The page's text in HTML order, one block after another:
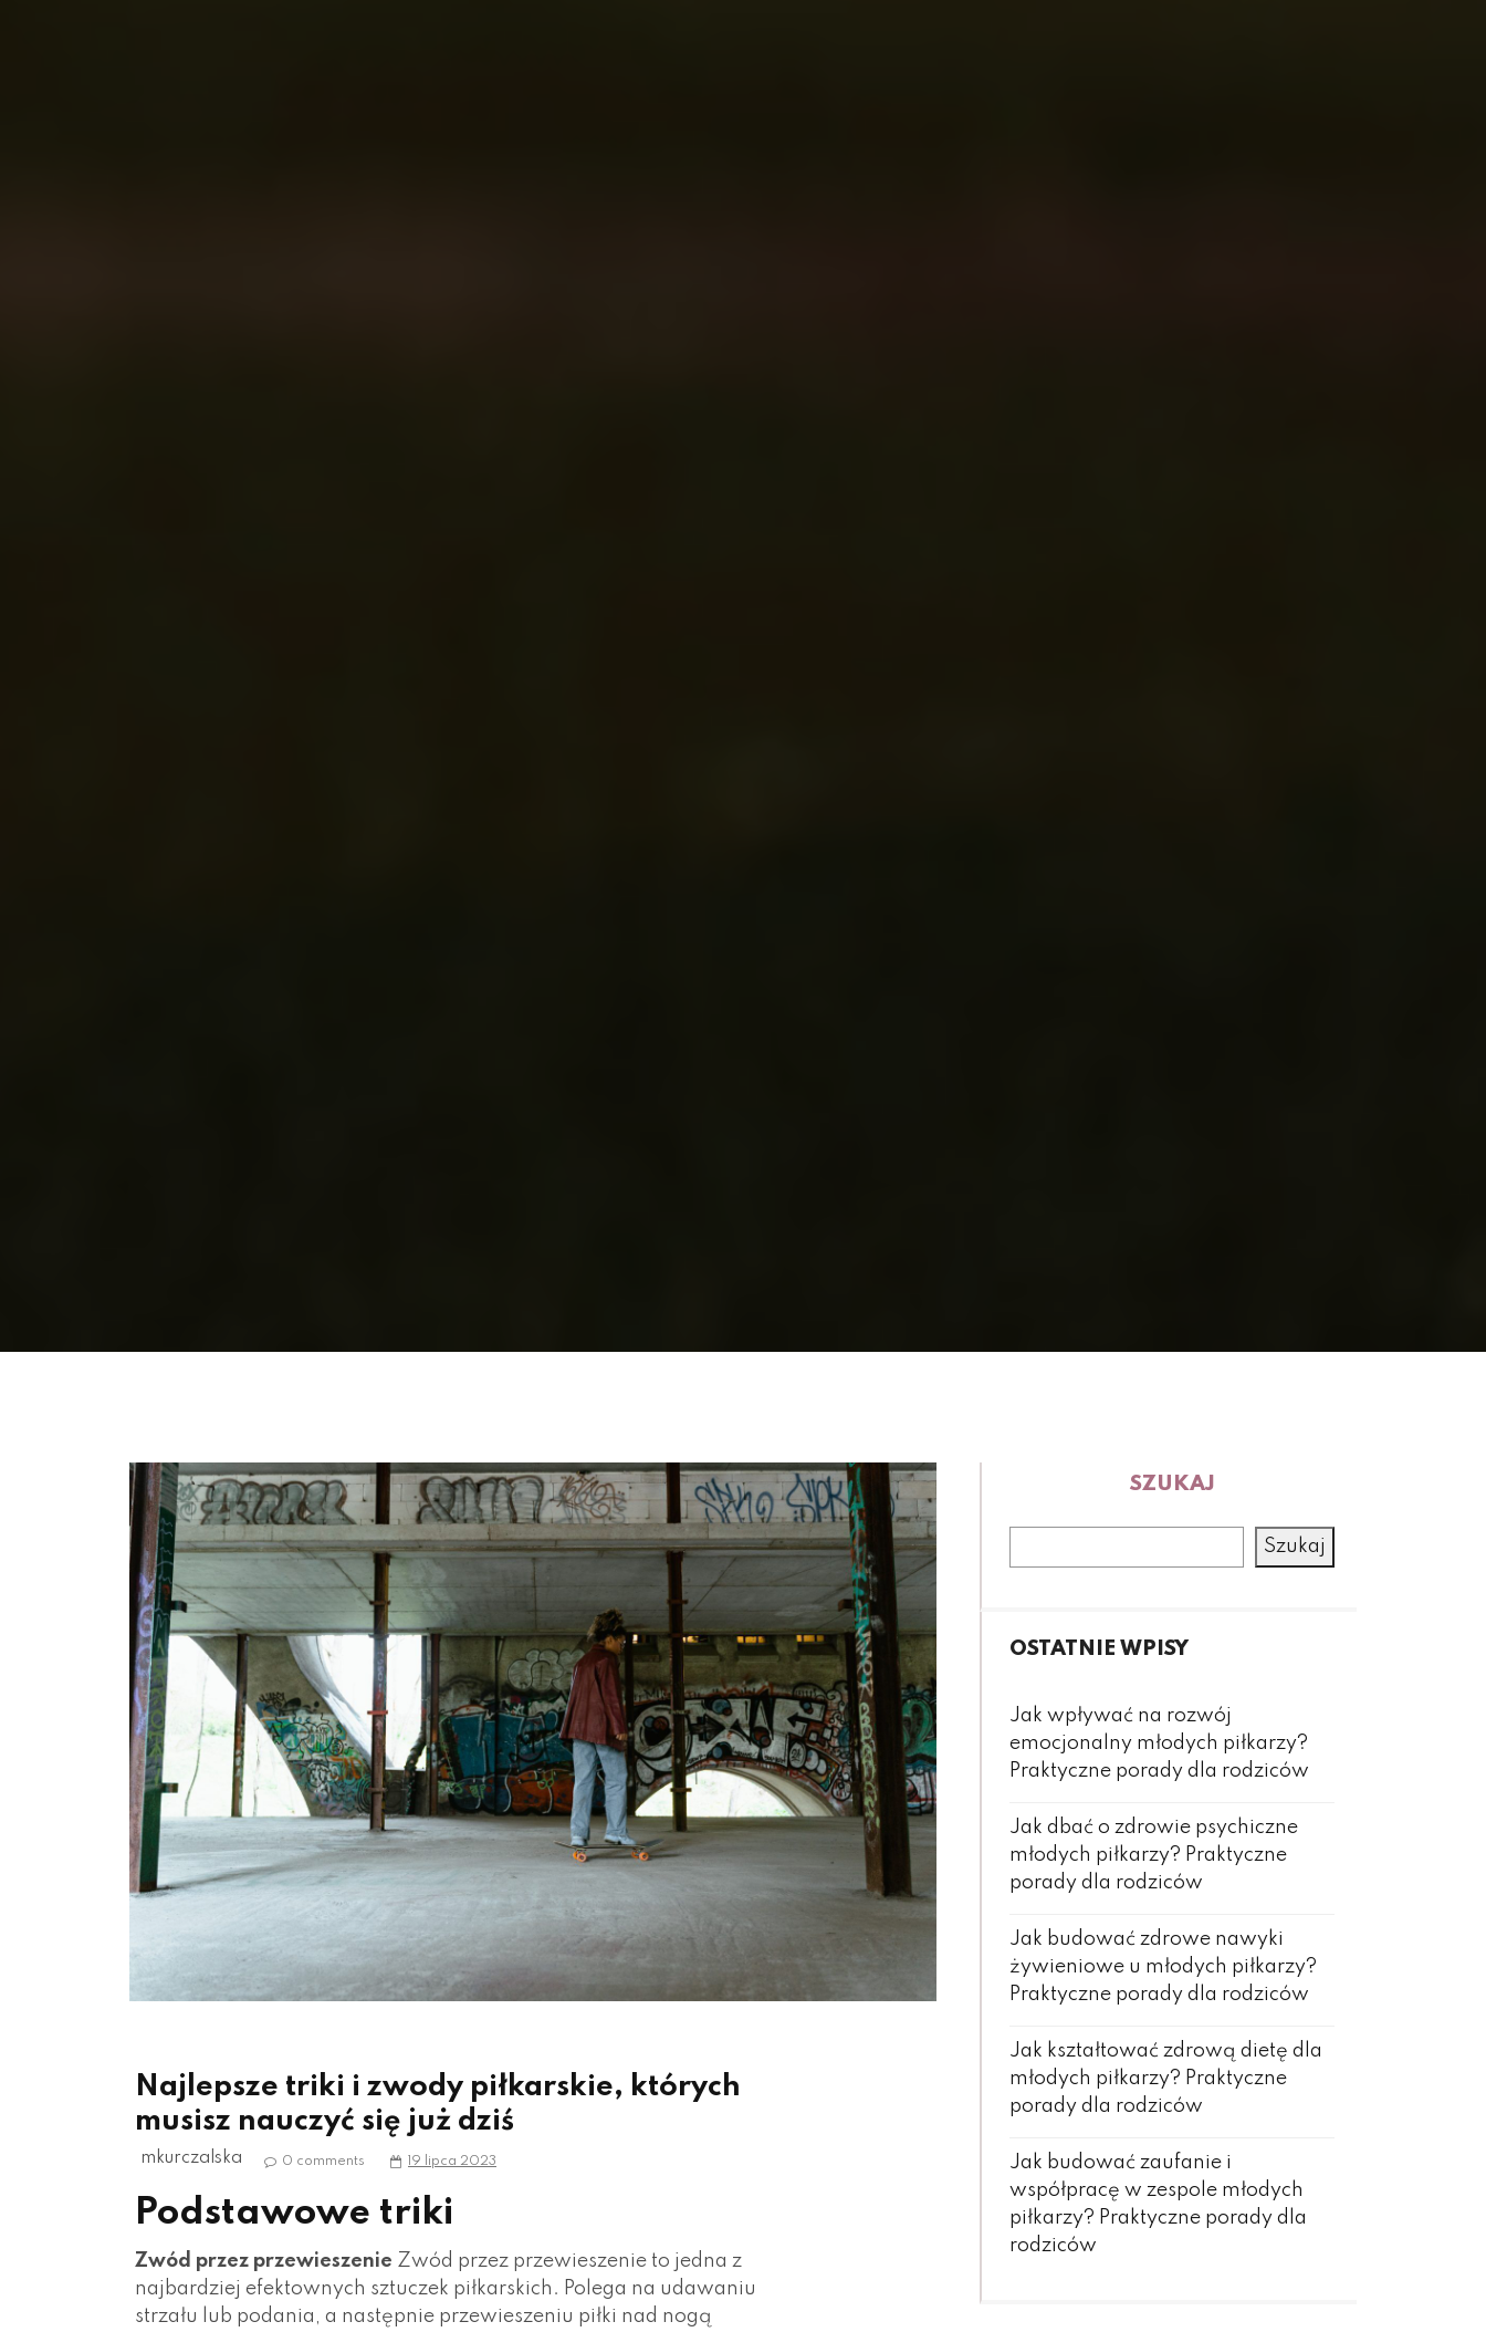
Najlepsze triki i zwody piłkarskie, których
musisz nauczyć się już dziś
mkurczalska 0 comments 19 lipca 2023
Podstawowe triki
Zwód przez przewieszenie Zwód przez przewieszenie to jedna z
najbardziej efektownych sztuczek piłkarskich. Polega na udawaniu
strzału lub podania, a następnie przewieszeniu piłki nad nogą
SZUKAJ
Szukaj
OSTATNIE WPISY
Jak wpływać na rozwój
emocjonalny młodych piłkarzy?
Praktyczne porady dla rodziców
Jak dbać o zdrowie psychiczne
młodych piłkarzy? Praktyczne
porady dla rodziców
Jak budować zdrowe nawyki
żywieniowe u młodych piłkarzy?
Praktyczne porady dla rodziców
Jak kształtować zdrową dietę dla
młodych piłkarzy? Praktyczne
porady dla rodziców
Jak budować zaufanie i
współpracę w zespole młodych
piłkarzy? Praktyczne porady dla
rodziców